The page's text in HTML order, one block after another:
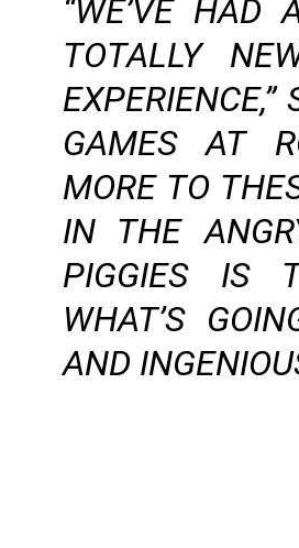
“WE’VE HAD
TOTALLY
GAMES AT
MORE TO
IN THE
PIGGIES IS
WHAT’S
AND